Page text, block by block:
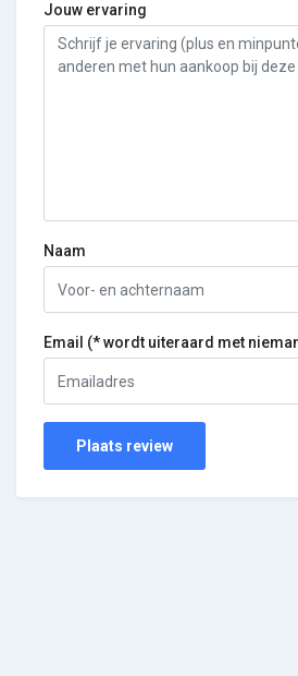
Jouw ervaring
Naam
Email (* wordt uiteraard met
Plaats review